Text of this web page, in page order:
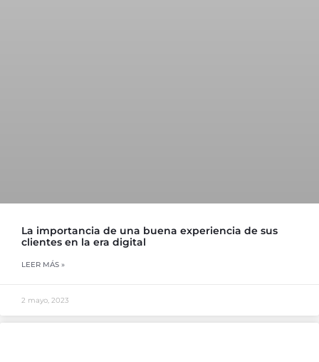
La importancia de una buena experiencia de sus
clientes en la era digital
LEER MÁS »
2 mayo, 2023